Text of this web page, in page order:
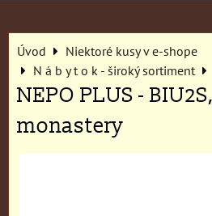
Úvod
Niektoré kusy v e-shope
N á b y t o k - široký sortiment
NEPO PLUS -
monastery